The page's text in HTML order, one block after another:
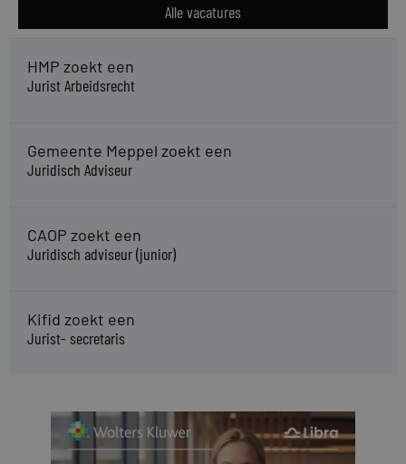
Alle vacatures
HMP zoekt een
Jurist Arbeidsrecht
Gemeente Meppel zoekt een
Juridisch Adviseur
CAOP zoekt een
Juridisch adviseur (junior)
Kifid zoekt een
Jurist- secretaris